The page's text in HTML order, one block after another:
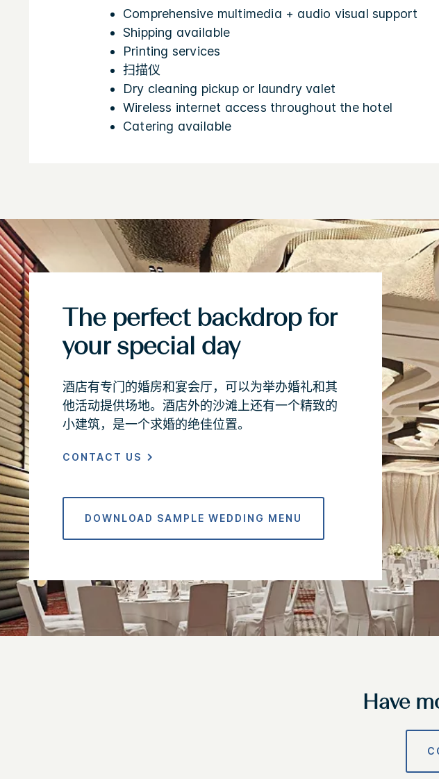
Comprehensive multimedia + audio visual support
Shipping available
Printing services
扫描仪
Dry cleaning pickup or laundry valet
Wireless internet access throughout the hotel
Catering available
The perfect backdrop for
your special day
酒店有专门的婚房和宴会厅，可以为举办婚礼和其
他活动提供场地。酒店外的沙滩上还有一个精致的
小建筑，是一个求婚的绝佳位置。
CONTACT US
DOWNLOAD SAMPLE WEDDING MENU
Have